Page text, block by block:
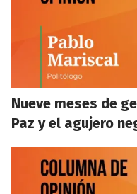
Nueve meses de
Paz y el agujero